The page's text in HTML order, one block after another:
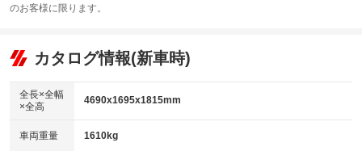
：装備なし
リフトアップ
：装備なし
：装備なし
パワーウィンドウ
アイドリングストップ
：装備あり
：装備あり
ビジュアル：-／DVD再生
：装備あり
アルミホイール
：装備なし
のお客様に限ります。
カタログ情報(新車時)
全長×全幅
×全高
4690x1695x1815mm
車両重量 1610kg